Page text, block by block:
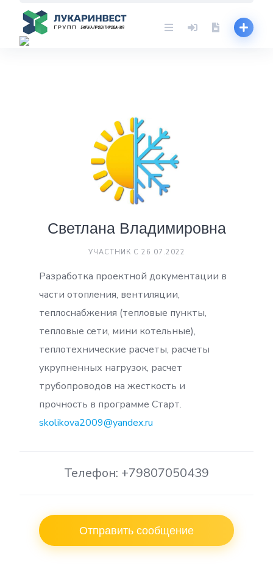
content
Светлана Владимировна
УЧАСТНИК С 26.07.2022
Разработка проектной документации в
части отопления, вентиляции,
теплоснабжения (тепловые пункты,
тепловые сети, мини котельные),
теплотехнические расчеты, расчеты
укрупненных нагрузок, расчет
трубопроводов на жесткость и
прочность в программе Старт.
skolikova2009@yandex.ru
Телефон: +79807050439
Отправить сообщение